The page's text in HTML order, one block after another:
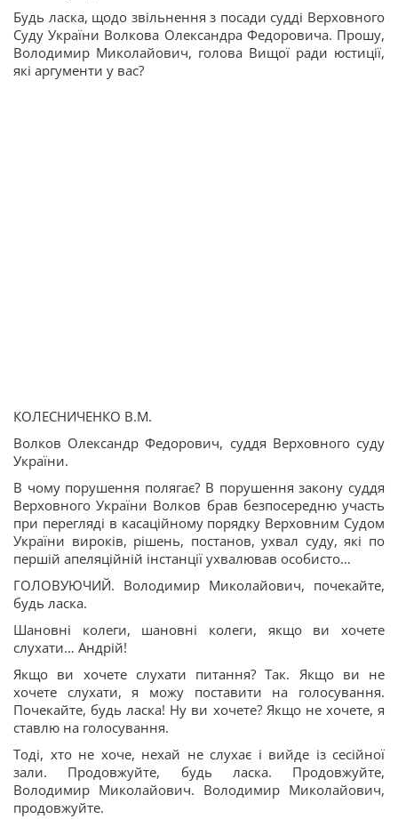
Будь ласка, щодо звільнення з посади судді Верховного
Суду України Волкова Олександра Федоровича. Прошу,
Володимир Миколайович, голова Вищої ради юстиції,
які аргументи у вас?
КОЛЕСНИЧЕНКО В.М.
Волков Олександр Федорович, суддя Верховного суду
України.
В чому порушення полягає? В порушення закону суддя
Верховного України Волков брав безпосередню участь
при перегляді в касаційному порядку Верховним Судом
України вироків, рішень, постанов, ухвал суду, які по
першій апеляційній інстанції ухвалював особисто…
ГОЛОВУЮЧИЙ. Володимир Миколайович, почекайте,
будь ласка.
Шановні колеги, шановні колеги, якщо ви хочете
слухати… Андрій!
Якщо ви хочете слухати питання? Так. Якщо ви не
хочете слухати, я можу поставити на голосування.
Почекайте, будь ласка! Ну ви хочете? Якщо не хочете, я
ставлю на голосування.
Тоді, хто не хоче, нехай не слухає і вийде із сесійної
зали. Продовжуйте, будь ласка. Продовжуйте,
Володимир Миколайович. Володимир Миколайович,
продовжуйте.